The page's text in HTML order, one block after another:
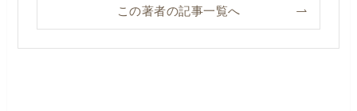
この著者の記事一覧へ